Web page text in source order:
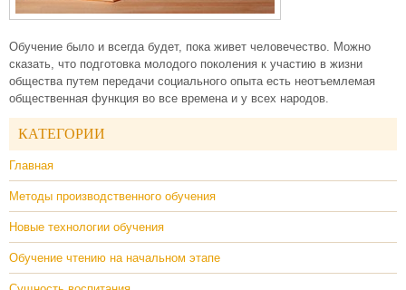
Обучение было и всегда будет, пока живет человечество. Можно
сказать, что подготовка молодого поколения к участию в жизни
общества путем передачи социального опыта есть неотъемлемая
общественная функция во все времена и у всех народов.
КАТЕГОРИИ
Главная
Методы производственного обучения
Новые технологии обучения
Обучение чтению на начальном этапе